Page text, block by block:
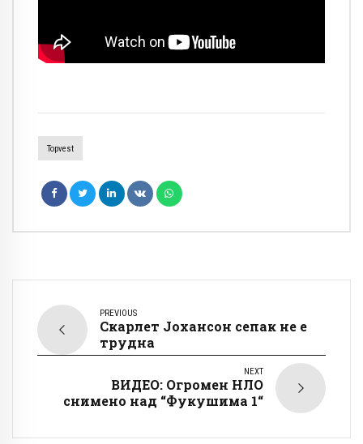
Topvest
PREVIOUS
Скарлет Јохансон сепак не е
трудна
NEXT
ВИДЕО: Огромен НЛО
снимено над “Фукушима 1“